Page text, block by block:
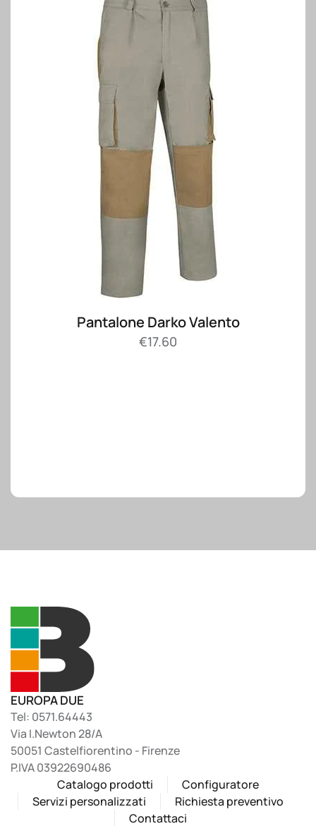
Pantalone Darko Valento
€17.60
EUROPA DUE
Tel: 0571.64443
Via I.Newton 28/A
50051 Castelfiorentino - Firenze
P.IVA 03922690486
Catalogo prodotti
Configuratore
Servizi personalizzati
Richiesta preventivo
Contattaci